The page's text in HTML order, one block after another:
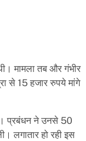
मामला तब और गंभीर
से 15 हजार रुपये मांगे
प्रबंधन ने उनसे 50
लगातार हो रही इस